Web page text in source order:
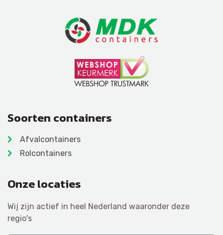
Soorten containers
Afvalcontainers
Rolcontainers
Onze locaties
Wij zijn actief in heel Nederland waaronder deze
regio's